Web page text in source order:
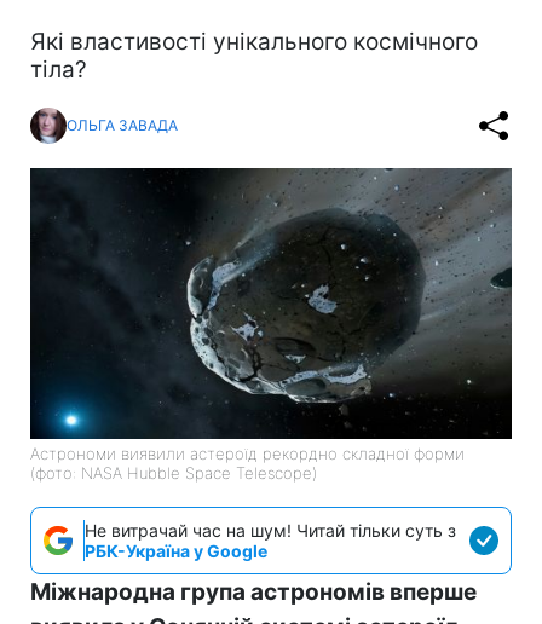
Які властивості унікального космічного
тіла?
ОЛЬГА ЗАВАДА
Астрономи виявили астероїд рекордно складної форми
(фото: NASA Hubble Space Telescope)
Не витрачай час на шум! Читай тільки суть з
РБК-Україна у Google
Міжнародна група астрономів вперше